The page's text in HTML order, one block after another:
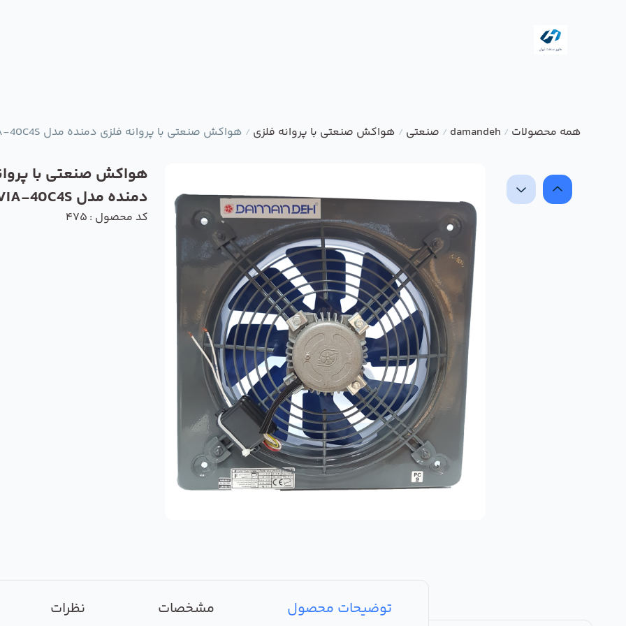
همه محصولات /
damandeh
/ صنعتی / هواکش صنعتی با پروانه فلزی / هواکش صنعتی با پروانه فلزی دمنده مدل VIA-40C4S
هواکش صنعتی با
دمنده مدل VIA-40C4S
کد محصول : 475
توضیحات محصول مشخصات نظرات